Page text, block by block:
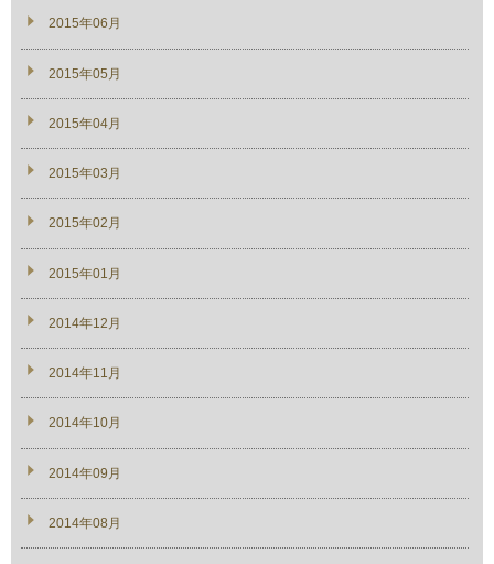
2015年06月
2015年05月
2015年04月
2015年03月
2015年02月
2015年01月
2014年12月
2014年11月
2014年10月
2014年09月
2014年08月